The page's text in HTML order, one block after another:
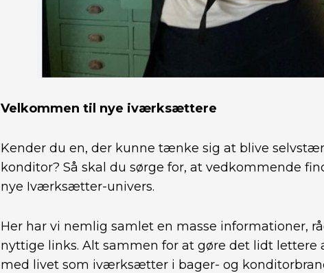
Velkommen til nye iværksættere
Kender du en, der kunne tænke sig at blive
konditor? Så skal du sørge for, at vedkommende
nye Iværksætter-univers.
Her har vi nemlig samlet en masse informationer,
nyttige links. Alt sammen for at gøre det lidt lettere
med livet som iværksætter i bager- og